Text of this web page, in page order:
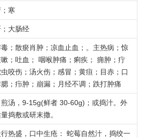
寒
大肠经
；散瘀肖肿；凉血止血；。主热病；惊
；吐血； 咽喉肿痛；痢疾； 痈肿；疔
咬伤；汤火伤；感冒；黄疸；目赤；口
；疖肿；崩漏；月经不调；跌打肿痛
煎汤，9-15g(鲜者 30-60g)；或捣汁。外
捣敷或研末撒。
热盛，口中生疮： 蛇莓自然汁，捣绞一